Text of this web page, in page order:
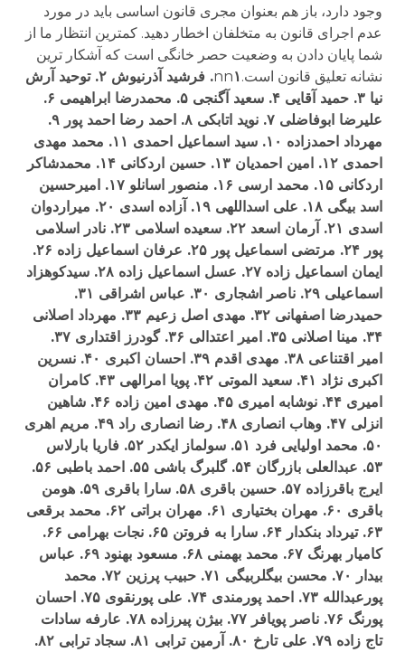
وجود دارد، باز هم بعنوان مجری قانون اساسی‌ بايد در مورد
عدم اجرای قانون به متخلفان اخطار دهيد. کمترين انتظار ما از
شما پايان دادن به وضعيت حصر خانگی است که آشکار ترين
نشانه تعليق قانون است.nn
۱. فرشيد آذرنيوش ۲. توحيد آرش
نيا ۳. حميد آقايی ۴. سعيد آگنجی ۵. محمدرضا ابراهيمی ۶.
عليرضا ابوفاضلی ۷. نويد اتابکی ۸. احمد رضا احمد پور ۹.
مهرداد احمدزاده ۱۰. سيد اسماعيل احمدی ۱۱. محمد مهدی
احمدی ۱۲. امين احمديان ۱۳. حسين اردکانی ۱۴. محمدشاکر
اردکانی ۱۵. محمد ارسی ۱۶. منصور اسانلو ۱۷. اميرحسين
اسد بيگی ۱۸. علی اسداللهی ۱۹. آزاده اسدی ۲۰. ميراردوان
اسدی ۲۱. آرمان اسعد ۲۲. سعيده اسلامی ۲۳. نادر اسلامی
پور ۲۴. مرتضی اسماعيل پور ۲۵. عرفان اسماعيل زاده ۲۶.
ايمان اسماعيل زاده ۲۷. عسل اسماعيل زاده ۲۸. سيدکوهزاد
اسماعيلی ۲۹. ناصر اشجاری ۳۰. عباس اشراقی ۳۱.
حميدرضا اصفهانی ۳۲. مهدی اصل زعيم ۳۳. مهرداد اصلانی
۳۴. مينا اصلانی ۳۵. امير اعتدالی ۳۶. گودرز اقتداری ۳۷.
امير اقتناعی ۳۸. مهدی اقدم ۳۹. احسان اکبری ۴۰. نسرين
اکبری نژاد ۴۱. سعيد الموتی ۴۲. پويا امرالهی ۴۳. کامران
اميری ۴۴. نوشابه اميری ۴۵. مهدی امين زاده ۴۶. شاهين
انزلی ۴۷. وهاب انصاری ۴۸. رضا انصاری راد ۴۹. مريم اهری
۵۰. محمد اوليايی فرد ۵۱. سولماز ايکدر ۵۲. فاريا بارلاس
۵۳. عبدالعلی بازرگان ۵۴. گلبرگ باشی ۵۵. احمد باطبی ۵۶.
ايرج باقرزاده ۵۷. حسين باقری ۵۸. سارا باقری ۵۹. هومن
باقری ۶۰. مهران بختياری ۶۱. مهران براتی ۶۲. محمد برقعی
۶۳. تيرداد بنکدار ۶۴. سارا به فروتن ۶۵. نجات بهرامی ۶۶.
کاميار بهرنگ ۶۷. محمد بهمنی ۶۸. مسعود بهنود ۶۹. عباس
بيدار ۷۰. محسن بيگلربيگی ۷۱. حبيب پرزين ۷۲. محمد
پورعبدالله ۷۳. احمد پورمندی ۷۴. علی پورنقوی ۷۵. احسان
پورنگ ۷۶. ناصر پويافر ۷۷. بيژن پيرزاده ۷۸. عارفه سادات
تاج زاده ۷۹. علی تارخ ۸۰. آرمين ترابی ۸۱. سجاد ترابی ۸۲.